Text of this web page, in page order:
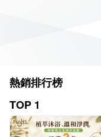
熱銷排行榜
TOP 1